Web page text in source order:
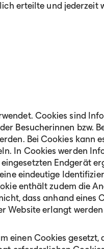
erteilte und jederzeit
Cookies sind
Besucherinnen bzw.
Bei Cookies kann
In Cookies werden
Endgerät
eindeutige
enthält zudem die
dass anhand
Website erlangt
einen Cookies